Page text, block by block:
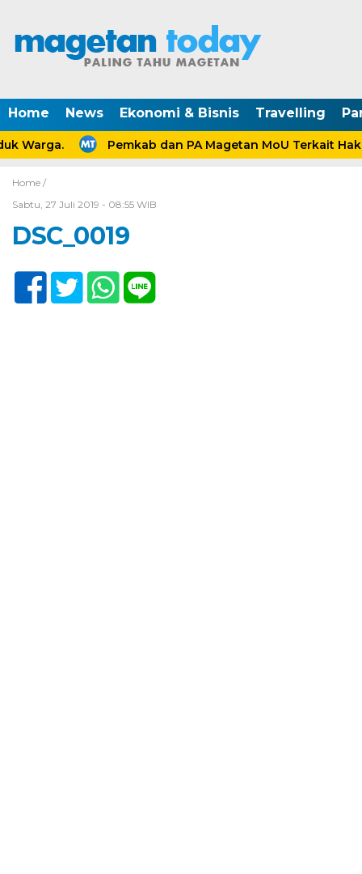
Home News Ekonomi & Bisnis Travelling
Warga. Pemkab dan PA Magetan MoU Terkait Hak
Home /
Sabtu, 27 Juli 2019 - 08:55 WIB
DSC_0019